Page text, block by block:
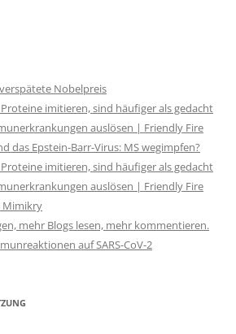
Nobelpreis
imitieren, sind häufiger als gedacht
auslösen | Friendly Fire
das Epstein-Barr-Virus: MS wegimpfen?
imitieren, sind häufiger als gedacht
auslösen | Friendly Fire
Mimikry
mehr Blogs lesen, mehr kommentieren.
auf SARS-CoV-2